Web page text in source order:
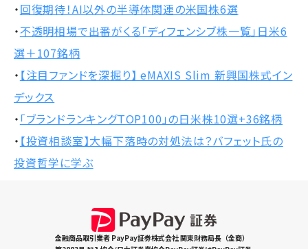
・回復期待！AI以外の半導体関連の米国株6選
・不透明相場で出番がくる「ディフェンシブ株一覧」日米6
選＋107銘柄
・ 【注目ファンドを深掘り】 eMAXIS Slim 新興国株式イン
デックス
・ 「ブランドランキングTOP100」の日米株10選+36銘柄
・ 【投資相談室】大幅下落時の対処法は？バフェット氏の
投資哲学に学ぶ
金融商品取引業者 PayPay証券株式会社 関東財務局長（金商）